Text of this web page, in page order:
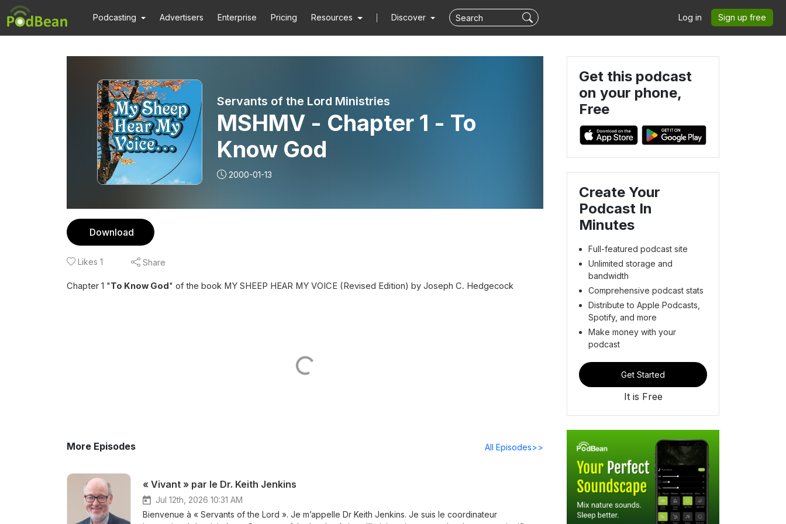
Podcasting Advertisers Enterprise Pricing Resources Discover Log in Sign up free
Servants of the Lord Ministries
MSHMV - Chapter 1 - To
Know God
2000-01-13
Download
Likes 1 Share
Chapter 1 "To Know God" of the book MY SHEEP HEAR MY VOICE (Revised Edition) by Joseph C. Hedgecock
More Episodes All Episodes>>
« Vivant » par le Dr. Keith Jenkins
Jul 12th, 2026 10:31 AM
Bienvenue à « Servants of the Lord ». Je m’appelle Dr Keith Jenkins. Je suis le coordinateur
Get this podcast
on your phone,
Free
Create Your
Podcast In
Minutes
Full-featured podcast site
Unlimited storage and
bandwidth
Comprehensive podcast stats
Distribute to Apple Podcasts,
Spotify, and more
Make money with your
podcast
Get Started
It is Free